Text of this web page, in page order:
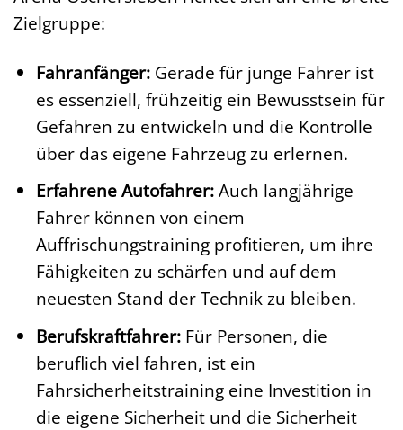
Zielgruppe:
Fahranfänger:Gerade für junge Fahrer ist
es essenziell, frühzeitig ein Bewusstsein für
Gefahren zu entwickeln und die Kontrolle
über das eigene Fahrzeug zu erlernen.
Erfahrene Autofahrer:Auch langjährige
Fahrer können von einem
Auffrischungstraining profitieren, um ihre
Fähigkeiten zu schärfen und auf dem
neuesten Stand der Technik zu bleiben.
Berufskraftfahrer:Für Personen, die
beruflich viel fahren, ist ein
Fahrsicherheitstraining eine Investition in
die eigene Sicherheit und die Sicherheit